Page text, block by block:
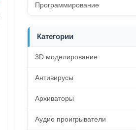
Программирование
Категории
3D моделирование
Антивирусы
Архиваторы
Аудио проигрыватели